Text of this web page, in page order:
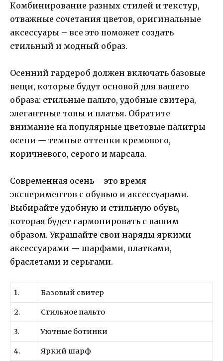
Комбинирование разных стилей и текстур,
отважные сочетания цветов, оригинальные
аксессуары – все это поможет создать
стильный и модный образ.
Осенний гардероб должен включать базовые
вещи, которые будут основой для вашего
образа: стильные пальто, удобные свитера,
элегантные топы и платья. Обратите
внимание на популярные цветовые палитры
осени — темные оттенки кремового,
коричневого, серого и марсала.
Современная осень – это время
экспериментов с обувью и аксессуарами.
Выбирайте удобную и стильную обувь,
которая будет гармонировать с вашим
образом. Украшайте свои наряды яркими
аксессуарами — шарфами, платками,
браслетами и серьгами.
1. Базовый свитер
2. Стильное пальто
3. Уютные ботинки
4. Яркий шарф